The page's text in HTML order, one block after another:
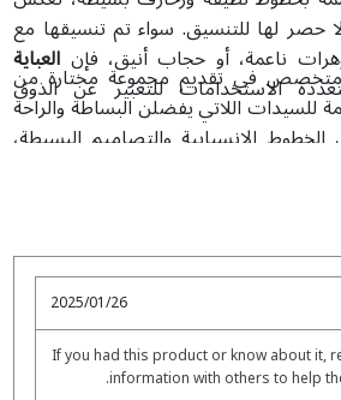
لا حصر لها للتنسيق. سواء تم تنسيقها مع
ناعمة، أو حجاب أنيق، فإن العباية
الاستخدامات للتعبير عن الذوق
متخصص في تقديم مجموعة مختارة من
للسيدات اللاتي يفضلن البساطة والراحة
الخطوط الانسيابية والتصاميم البسيطة،
مناسبة خاصة أو ترغبين في إطلالة
الناعمة التي تجمع بين الرقي الكلاسيكي
المعاصرة.
2025/01/26
If you had this product or know about it,
information with others to help